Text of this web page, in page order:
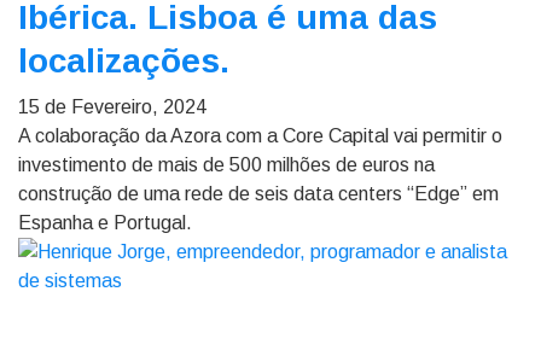
Ibérica. Lisboa é uma das
localizações.
15 de Fevereiro, 2024
A colaboração da Azora com a Core Capital vai permitir o
investimento de mais de 500 milhões de euros na
construção de uma rede de seis data centers “Edge” em
Espanha e Portugal.